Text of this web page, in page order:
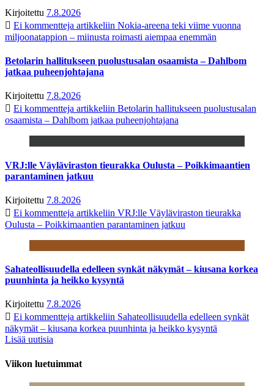
Kirjoitettu 7.8.2026
Ei kommentteja artikkeliin Nokia-areena teki viime vuonna
miljoonatappion – miinusta roimasti aiempaa enemmän
Betolarin hallitukseen puolustusalan osaamista – Dahlbom
jatkaa puheenjohtajana
Kirjoitettu 7.8.2026
Ei kommentteja artikkeliin Betolarin hallitukseen puolustusalan
osaamista – Dahlbom jatkaa puheenjohtajana
VRJ:lle Väyläviraston tieurakka Oulusta – Poikkimaantien
parantaminen jatkuu
Kirjoitettu 7.8.2026
Ei kommentteja artikkeliin VRJ:lle Väyläviraston tieurakka
Oulusta – Poikkimaantien parantaminen jatkuu
Sahateollisuudella edelleen synkät näkymät – kiusana korkea
puunhinta ja heikko kysyntä
Kirjoitettu 7.8.2026
Ei kommentteja artikkeliin Sahateollisuudella edelleen synkät
näkymät – kiusana korkea puunhinta ja heikko kysyntä
Lisää uutisia
Viikon luetuimmat